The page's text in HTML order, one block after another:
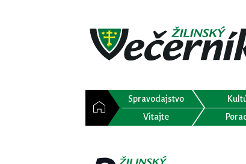
Spravodajstvo
Vitajte